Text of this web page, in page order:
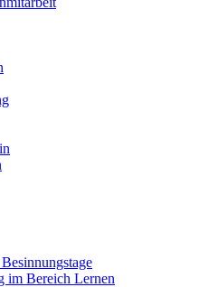
im Bereich Lernen